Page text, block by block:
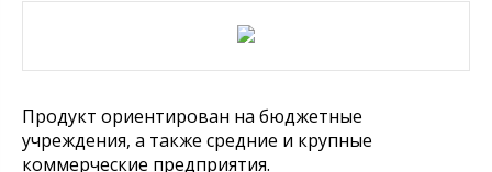
Продукт ориентирован на бюджетные
учреждения, а также средние и крупные
коммерческие предприятия.